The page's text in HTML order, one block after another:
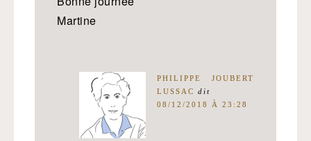
Martine
PHILIPPE JOUBERT
LUSSAC dit
08/12/2018 À 23:28